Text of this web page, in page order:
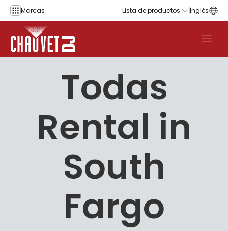
Saltar al contenido
Marcas Lista de productos Inglés
Todas
Rental in
South
Fargo